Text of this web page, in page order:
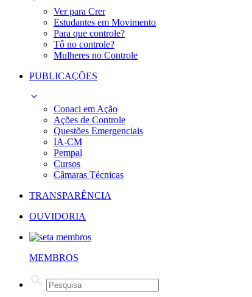
Ver para Crer
Estudantes em Movimento
Para que controle?
Tô no controle?
Mulheres no Controle
PUBLICAÇÕES
Conaci em Ação
Ações de Controle
Questões Emergenciais
IA-CM
Pempal
Cursos
Câmaras Técnicas
TRANSPARÊNCIA
OUVIDORIA
MEMBROS